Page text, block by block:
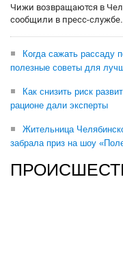
Чижи возвращаются в
сообщили в пресс-
Когда сажать рассаду
полезные советы для
Как снизить риск
рационе дали эксперты
Жительница
забрала приз на шоу